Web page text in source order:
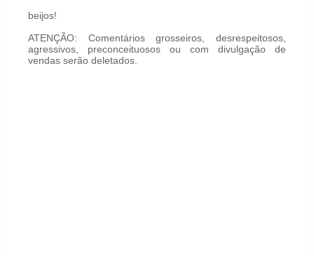
beijos!
ATENÇÃO: Comentários grosseiros, desrespeitosos,
agressivos, preconceituosos ou com divulgação de
vendas serão deletados.